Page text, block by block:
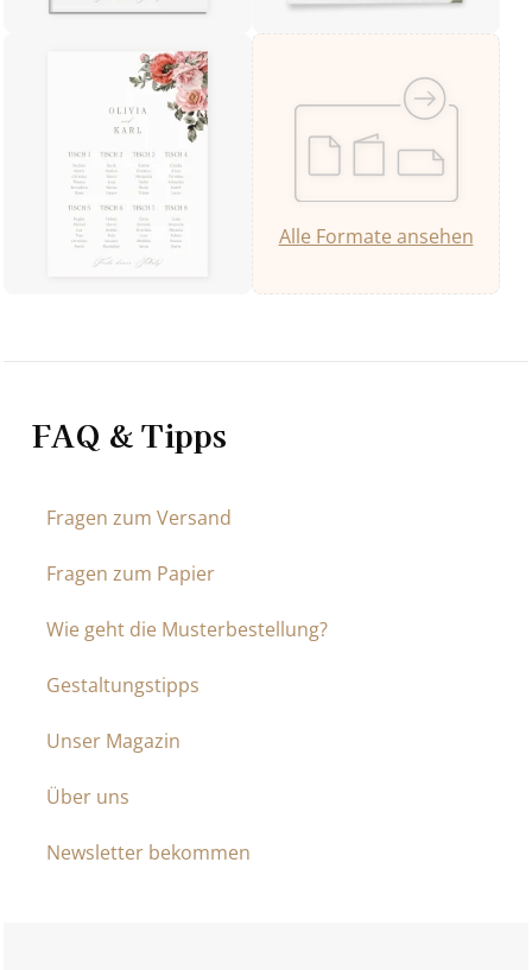
Alle Formate ansehen
FAQ & Tipps
Fragen zum Versand
Fragen zum Papier
Wie geht die Musterbestellung?
Gestaltungstipps
Unser Magazin
Über uns
Newsletter bekommen